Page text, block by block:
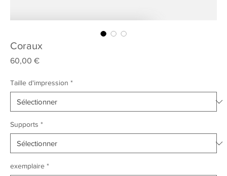
Coraux
60,00 €Prix
Taille d'impression *
Supports *
exemplaire *